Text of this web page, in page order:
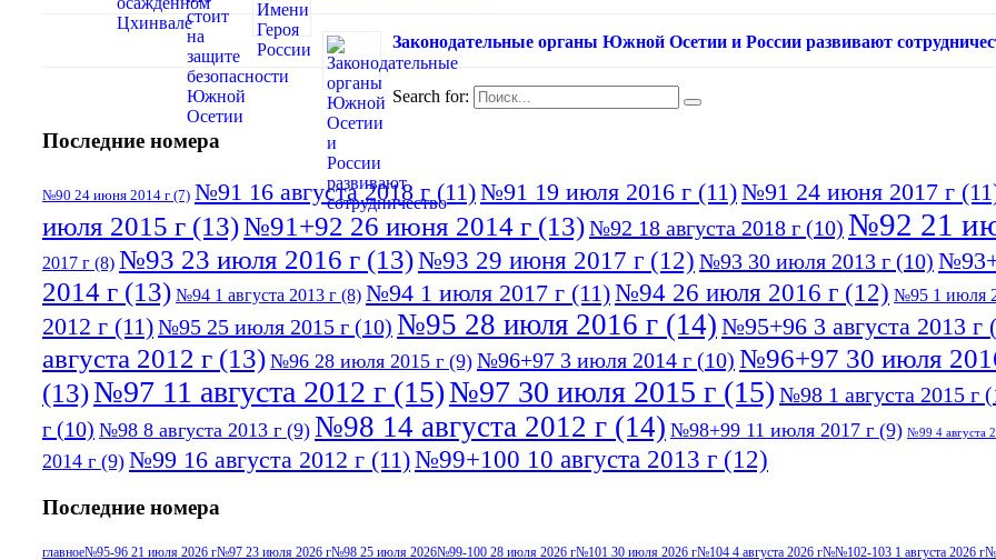
Законодательные органы Южной Осетии и России развивают
Search for:
Последние номера
№90 24 июня 2014 г (7) №91 16 августа 2018 г (11)№91 19 июля 2016 г (11)№91 24 июня 2017 г
июля 2015 г (13)№91+92 26 июня 2014 г (13)№92 18 августа 2018 г (10) №92 21
2017 г (8) №93 23 июля 2016 г (13)№93 29 июня 2017 г (12) №93 30 июля 2013 г (10)
2014 г (13) №94 1 августа 2013 г (8) №94 1 июля 2017 г (11)№94 26 июля 2016 г (12) №95 1 июля
2012 г (11)№95 25 июля 2015 г (10) №95 28 июля 2016 г (14) №95+96 3 августа 2013 г
августа 2012 г (13) №96 28 июля 2015 г (9) №96+97 3 июля 2014 г (10) №96+97 30 июля
(13)№97 11 августа 2012 г (15)№97 30 июля 2015 г (15) №98 1 августа 2015 г
г (10) №98 8 августа 2013 г (9) №98 14 августа 2012 г (14) №98+99 11 июля 2017 г (9) №99 4 августа
2014 г (9) №99 16 августа 2012 г (11)№99+100 10 августа 2013 г (12)
Последние номера
главное№95-96 21 июля 2026 г№97 23 июля 2026 г№98 25 июля 2026№99-100 28 июля 2026 г№101 30 июля 2026 г№104 4 августа 2026 г№№102-103 1 августа 2026 г